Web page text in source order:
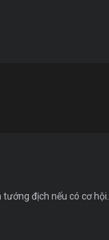
địch nếu có cơ hội.